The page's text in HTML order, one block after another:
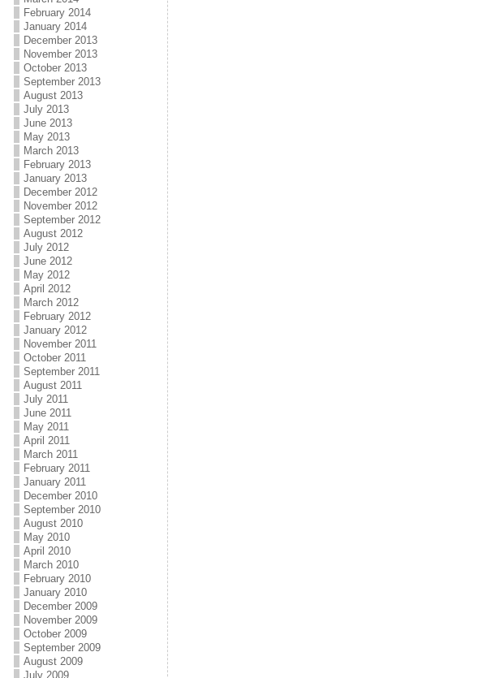
February 2014
January 2014
December 2013
November 2013
October 2013
September 2013
August 2013
July 2013
June 2013
May 2013
March 2013
February 2013
January 2013
December 2012
November 2012
September 2012
August 2012
July 2012
June 2012
May 2012
April 2012
March 2012
February 2012
January 2012
November 2011
October 2011
September 2011
August 2011
July 2011
June 2011
May 2011
April 2011
March 2011
February 2011
January 2011
December 2010
September 2010
August 2010
May 2010
April 2010
March 2010
February 2010
January 2010
December 2009
November 2009
October 2009
September 2009
August 2009
July 2009